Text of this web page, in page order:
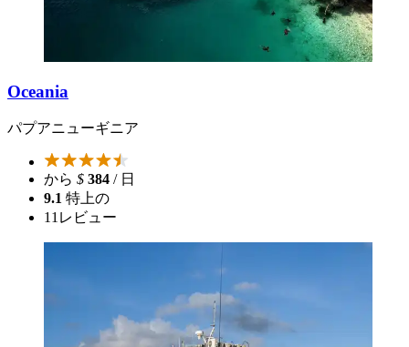
Oceania
パプアニューギニア
から $ 384 / 日
9.1 特上の
11 レビュー